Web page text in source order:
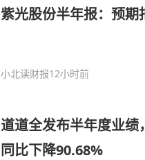
紫光股份半年报：预
小北读财报12小时前
道道全发布半年度业绩
同比下降90.68%